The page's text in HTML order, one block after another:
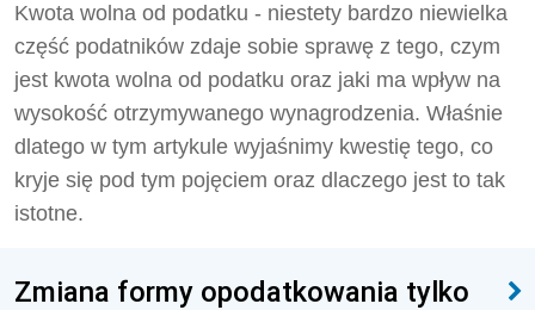
Kwota wolna od podatku - niestety bardzo niewielka
część podatników zdaje sobie sprawę z tego, czym
jest kwota wolna od podatku oraz jaki ma wpływ na
wysokość otrzymywanego wynagrodzenia. Właśnie
dlatego w tym artykule wyjaśnimy kwestię tego, co
kryje się pod tym pojęciem oraz dlaczego jest to tak
istotne.
Zmiana formy opodatkowania tylko